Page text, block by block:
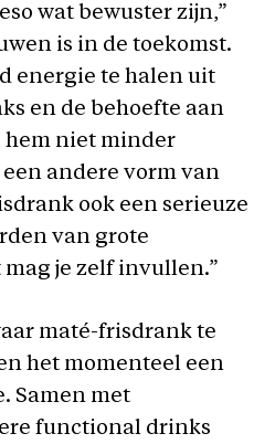
wat bewuster zijn,”
is in de toekomst.
energie te halen uit
en de behoefte aan
hem niet minder
andere vorm van
ook een serieuze
van grote
je zelf invullen.”
maté-frisdrank te
het momenteel een
Samen met
functional drinks